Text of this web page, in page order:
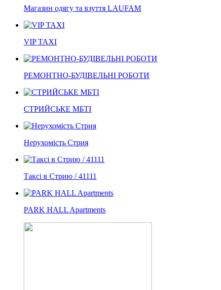
Магазин одягу та взуття LAUFAM
VIP TAXI
РЕМОНТНО-БУДІВЕЛЬНІ РОБОТИ
СТРИЙСЬКЕ МБТІ
Нерухомість Стрия
Таксі в Стрию / 41111
PARK HALL Apartments